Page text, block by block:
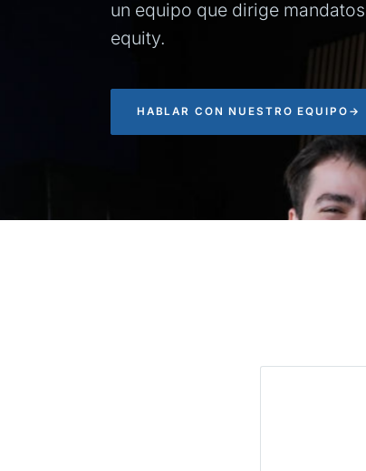
un equipo que dirige
equity.
HABLAR CON NUESTRO EQUIPO →